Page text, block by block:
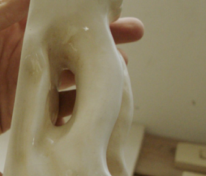
Art&Design Watch
Cars Product
Lifestyle
Official Columnist